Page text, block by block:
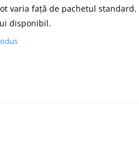
varia față de pachetul
disponibil.